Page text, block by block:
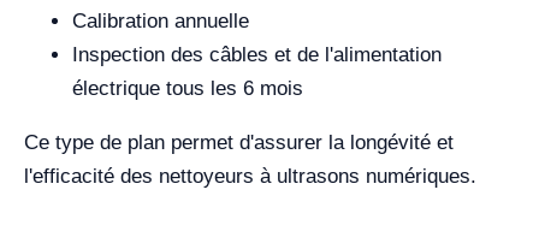
Calibration annuelle
Inspection des câbles et de l'alimentation
électrique tous les 6 mois
Ce type de plan permet d'assurer la longévité et
l'efficacité des nettoyeurs à ultrasons numériques.